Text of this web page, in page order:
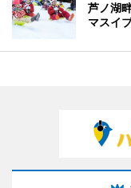
芦ノ湖
マスイ